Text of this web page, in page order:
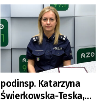
podinsp. Katarzyna
Świerkowska-Teska,